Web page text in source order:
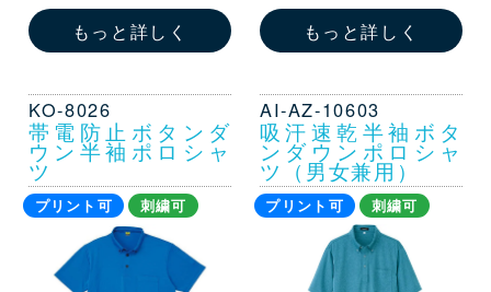
もっと詳しく もっと詳しく
KO-8026
帯電防止ボタンダ
ウン半袖ポロシャ
ツ
プリント可 刺繍可
AI-AZ-10603
吸汗速乾半袖ボタ
ンダウンポロシャ
ツ（男女兼用）
プリント可 刺繍可